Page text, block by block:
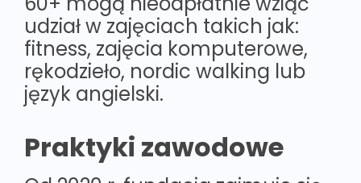
udział w zajęciach takich jak:
fitness, zajęcia komputerowe,
rękodzieło, nordic walking lub
język angielski.
Praktyki zawodowe